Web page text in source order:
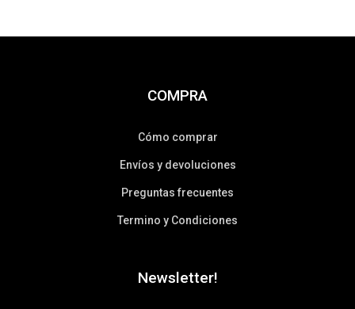
COMPRA
Cómo comprar
Envíos y devoluciones
Preguntas frecuentes
Termino y Condiciones
Newsletter!